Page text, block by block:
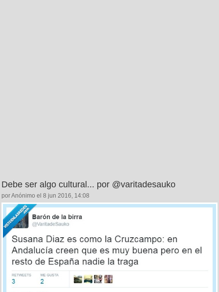
Debe ser algo cultural... por @varitadesauko
por Anónimo el 8 jun 2016, 14:08